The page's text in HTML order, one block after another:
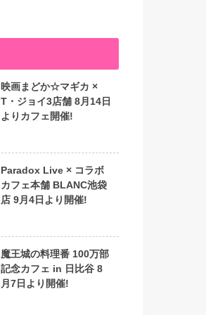
映画まどか☆マギカ ×
T・ジョイ3店舗 8月14日
よりカフェ開催!
Paradox Live × コラボ
カフェ本舗 BLANC池袋
店 9月4日より開催!
魔王城の料理番 100万部
記念カフェ in 日比谷 8
月7日より開催!